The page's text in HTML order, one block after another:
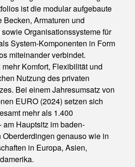
ist die modular aufgebaute
Becken, Armaturen und
Organisationssysteme für
System-Komponenten in Form
miteinander verbindet.
Komfort, Flexibilität und
Nutzung des privaten
Bei einem Jahresumsatz von
EURO (2024) setzen sich
mehr als 1.400
am Hauptsitz im baden-
genauso wie in
in Europa, Asien,